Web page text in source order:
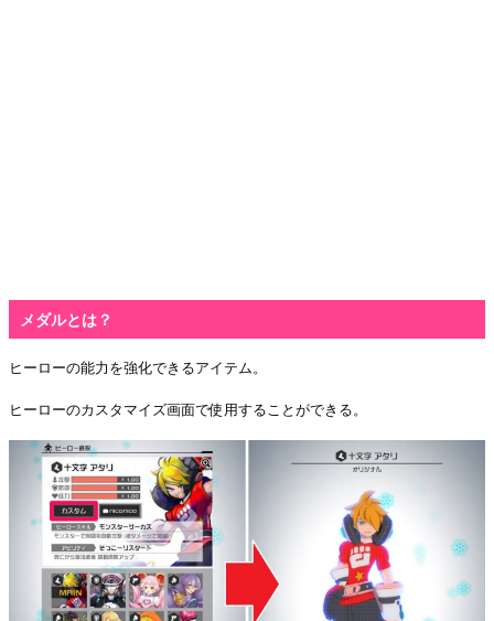
メダルとは？
ヒーローの能力を強化できるアイテム。
ヒーローのカスタマイズ画面で使用することができる。